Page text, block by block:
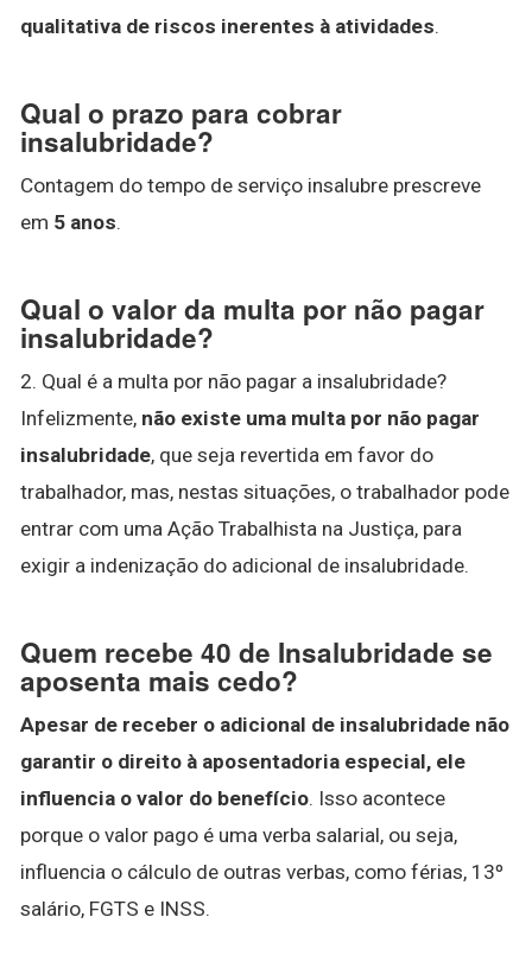
qualitativa de riscos inerentes à atividades.
Qual o prazo para cobrar
insalubridade?
Contagem do tempo de serviço insalubre prescreve
em 5 anos.
Qual o valor da multa por não pagar
insalubridade?
2. Qual é a multa por não pagar a insalubridade?
Infelizmente, não existe uma multa por não pagar
insalubridade, que seja revertida em favor do
trabalhador, mas, nestas situações, o trabalhador pode
entrar com uma Ação Trabalhista na Justiça, para
exigir a indenização do adicional de insalubridade.
Quem recebe 40 de Insalubridade se
aposenta mais cedo?
Apesar de receber o adicional de insalubridade não
garantir o direito à aposentadoria especial, ele
influencia o valor do benefício. Isso acontece
porque o valor pago é uma verba salarial, ou seja,
influencia o cálculo de outras verbas, como férias, 13º
salário, FGTS e INSS.